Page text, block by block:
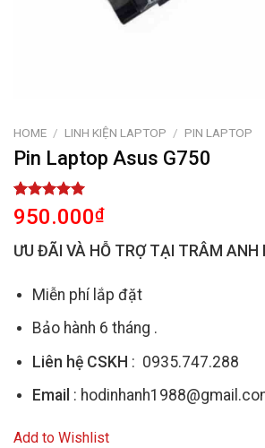
HOME / LINH KIỆN LAPTOP / PIN LAPTOP
Pin Laptop Asus G750
Rated
5.00
out of 5
based on
1
customer
950.000₫
ƯU ĐÃI VÀ HỖ TRỢ TẠI TRÂM ANH
Miễn phí lắp đặt
Bảo hành 6 tháng .
Liên hệ CSKH : 0935.747.288
Email :
Add to Wishlist